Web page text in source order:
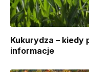
Kukurydza – kiedy
informacje